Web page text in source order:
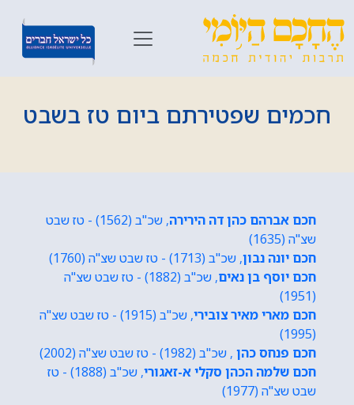
חכמים שפטירתם ביום טז בשבט
חכם אברהם כהן דה הירירה
, שכ"ב (1562) - טז שבט
שצ"ה (1635)
חכם יונה נבון, שכ"ב (1713) - טז שבט שצ"ה (1760)
חכם יוסף בן נאים
, שכ"ב (1882) - טז שבט שצ"ה
(1951)
חכם מארי מאיר צובירי
, שכ"ב (1915) - טז שבט שצ"ה
(1995)
חכם פנחס כהן , שכ"ב (1982) - טז שבט שצ"ה (2002)
חכם שלמה הכהן סקלי א-זאגורי
, שכ"ב (1888) - טז
שבט שצ"ה (1977)